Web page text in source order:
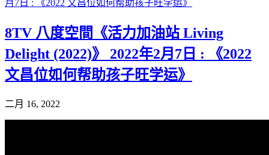
8TV 八度空間《活力加油站 Living
Delight (2022)》 2022年2月7日 : 《2022
文昌位如何帮助孩子旺学运》
二月 16, 2022